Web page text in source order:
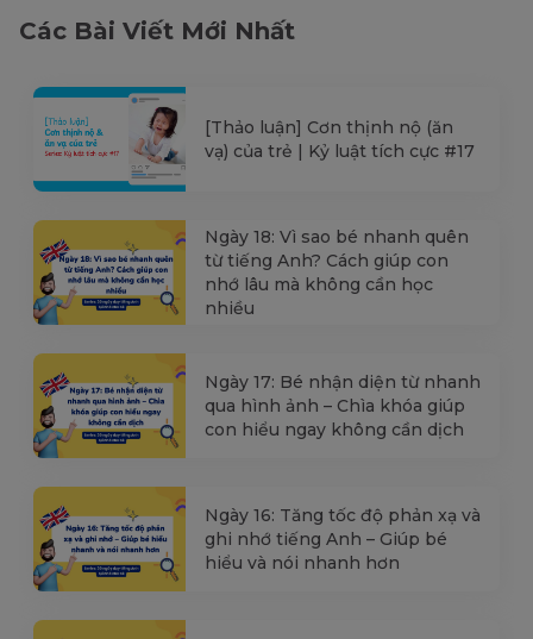
Các Bài Viết Mới Nhất
[Thảo luận] Cơn thịnh nộ (ăn
vạ) của trẻ | Kỷ luật tích cực #17
Ngày 18: Vì sao bé nhanh quên
từ tiếng Anh? Cách giúp con
nhớ lâu mà không cần học
nhiều
Ngày 17: Bé nhận diện từ nhanh
qua hình ảnh – Chìa khóa giúp
con hiểu ngay không cần dịch
Ngày 16: Tăng tốc độ phản xạ và
ghi nhớ tiếng Anh – Giúp bé
hiểu và nói nhanh hơn